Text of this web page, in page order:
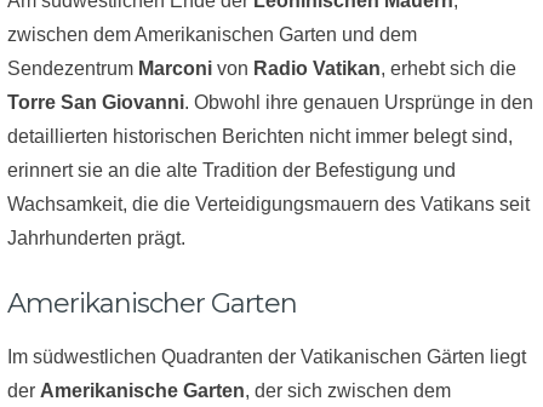
zwischen dem Amerikanischen Garten und dem
Sendezentrum Marconi von Radio Vatikan, erhebt sich die
Torre San Giovanni. Obwohl ihre genauen Ursprünge in den
detaillierten historischen Berichten nicht immer belegt sind,
erinnert sie an die alte Tradition der Befestigung und
Wachsamkeit, die die Verteidigungsmauern des Vatikans seit
Jahrhunderten prägt.
Amerikanischer Garten
Im südwestlichen Quadranten der Vatikanischen Gärten liegt
der Amerikanische Garten, der sich zwischen dem